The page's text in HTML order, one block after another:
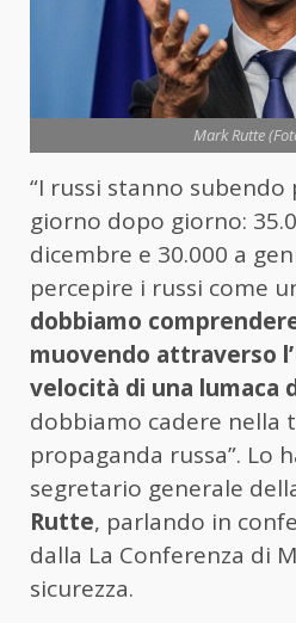
Mark Rutte
“I russi stanno
giorno dopo giorno:
dicembre e 30.000 a
percepire i russi come
dobbiamo
muovendo attraverso
velocità di una lumaca
dobbiamo cadere nella
propaganda russa”. Lo
segretario generale
Rutte, parlando in
dalla La Conferenza di
sicurezza.